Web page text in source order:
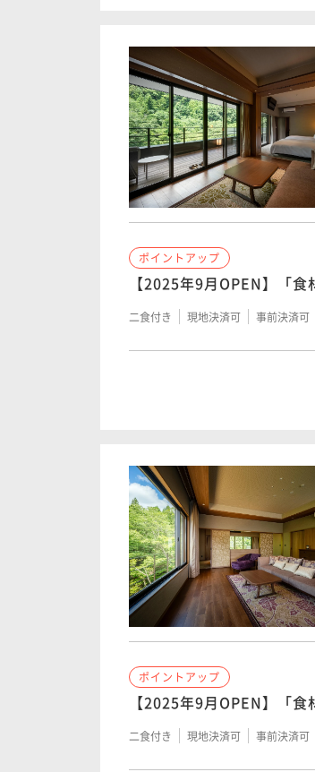
ポイントアップ
【連泊2Night】2泊目の夕
二食付き 現地決済可 事前決済可
ポイントアップ
【2025年9月OPEN】「
二食付き 現地決済可 事前決済可
【連泊2Night】2泊目の
ポイントアップ
【2025年9月OPEN】「
二食付き 現地決済可 事前決済可